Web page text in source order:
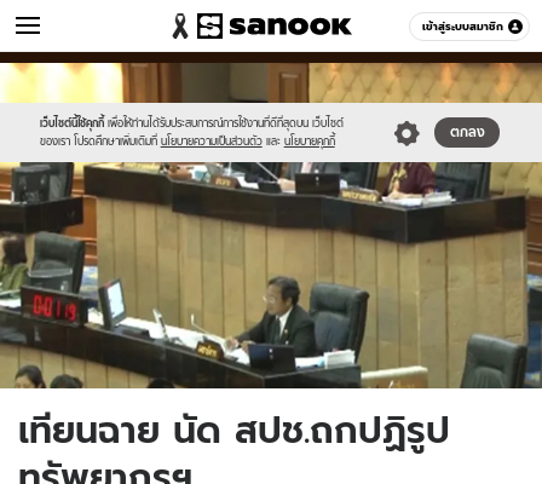
เข้าสู่ระบบสมาชิก
ข่าว หมวดอื่นๆ
เว็บไซต์นี้ใช้คุกกี้ เพื่อให้ท่านได้รับประสบการณ์การใช้งานที่ดีที่สุดบน เว็บไซต์
ของเรา โปรดศึกษาเพิ่มเติมที่ นโยบายความเป็นส่วนตัว และ นโยบายคุกกี้
ตกลง
Sanook
//s.isanook.com/sr/0/images/logo-
new-
sanook.png
600
60
//s.isanook.com/ns/0/ud/364/1824406/629724-
01.jpg
เทียนฉาย นัด สปช.ถกปฏิรูป